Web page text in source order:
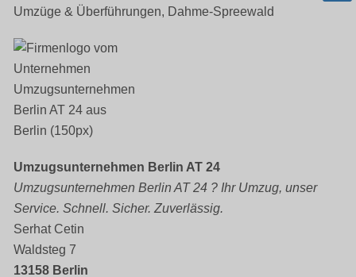
Umzüge & Überführungen, Dahme-Spreewald
Umzugsunternehmen Berlin AT 24
Umzugsunternehmen Berlin AT 24 ? Ihr Umzug, unser
Service. Schnell. Sicher. Zuverlässig.
Serhat Cetin
Waldsteg 7
13158 Berlin